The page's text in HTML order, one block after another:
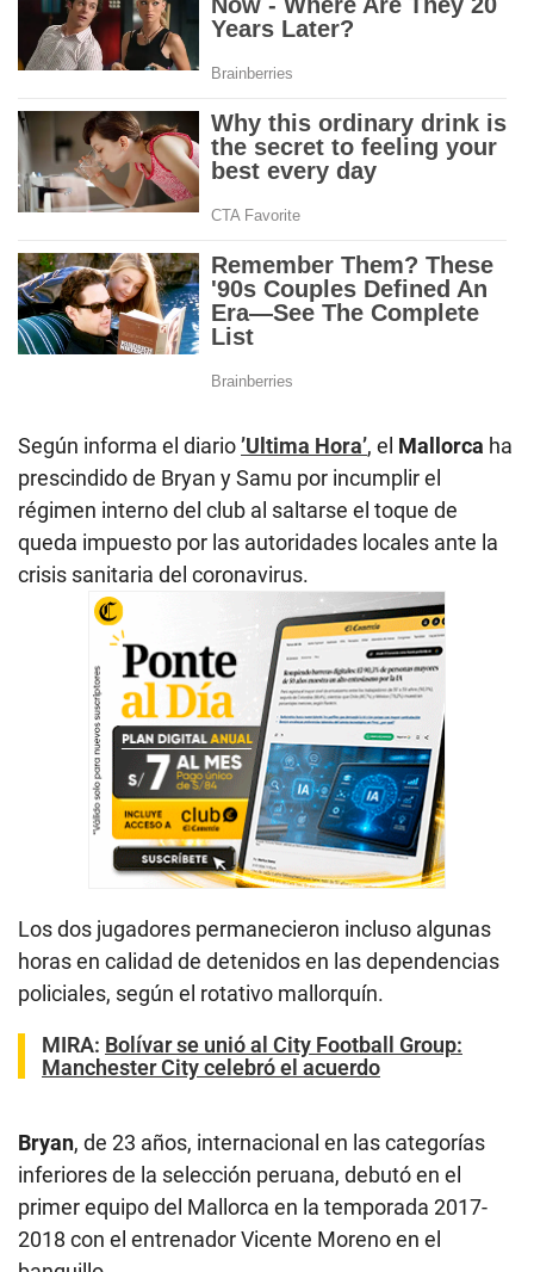
Según informa el diario’Ultima Hora’, el Mallorca ha
prescindido de Bryan y Samu por incumplir el
régimen interno del club al saltarse el toque de
queda impuesto por las autoridades locales ante la
crisis sanitaria del coronavirus.
Los dos jugadores permanecieron incluso algunas
horas en calidad de detenidos en las dependencias
policiales, según el rotativo mallorquín.
MIRA: Bolívar se unió al City Football Group:
Manchester City celebró el acuerdo
Bryan, de 23 años, internacional en las categorías
inferiores de la selección peruana, debutó en el
primer equipo del Mallorca en la temporada 2017-
2018 con el entrenador Vicente Moreno en el